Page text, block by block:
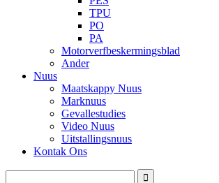
TPU
PO
PA
Motorverfbeskermingsblad
Ander
Nuus
Maatskappy Nuus
Marknuus
Gevallestudies
Video Nuus
Uitstallingsnuus
Kontak Ons